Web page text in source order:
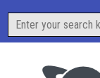
content
Search
for: